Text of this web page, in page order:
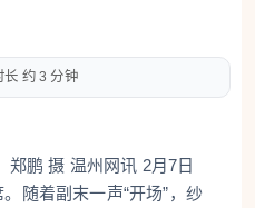
约 3 分钟
郑鹏 摄 温州网讯 2月7日
随着副末一声“开场”，纱